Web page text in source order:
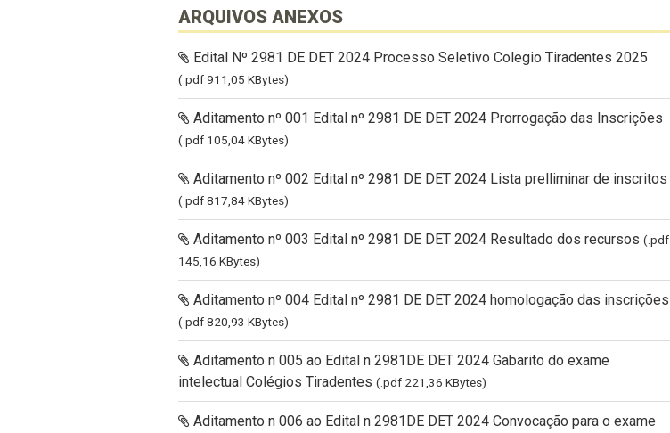
ARQUIVOS ANEXOS
Edital Nº 2981 DE DET 2024 Processo Seletivo Colegio Tiradentes 2025
(.pdf 911,05 KBytes)
Aditamento nº 001 Edital nº 2981 DE DET 2024 Prorrogação das Inscrições
(.pdf 105,04 KBytes)
Aditamento nº 002 Edital nº 2981 DE DET 2024 Lista prelliminar de inscritos
(.pdf 817,84 KBytes)
Aditamento nº 003 Edital nº 2981 DE DET 2024 Resultado dos recursos (.pdf
145,16 KBytes)
Aditamento nº 004 Edital nº 2981 DE DET 2024 homologação das inscrições
(.pdf 820,93 KBytes)
Aditamento n 005 ao Edital n 2981DE DET 2024 Gabarito do exame
intelectual Colégios Tiradentes (.pdf 221,36 KBytes)
Aditamento n 006 ao Edital n 2981DE DET 2024 Convocação para o exame